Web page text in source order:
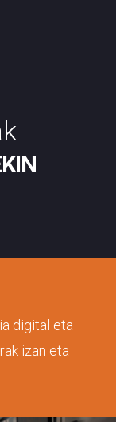
digital eta
izan eta